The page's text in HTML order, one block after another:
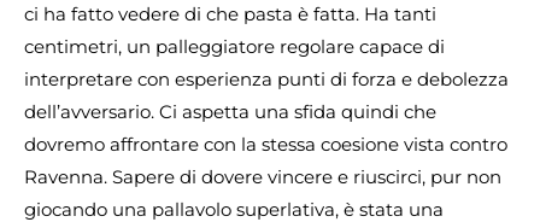
ci ha fatto vedere di che pasta è fatta. Ha tanti
centimetri, un palleggiatore regolare capace di
interpretare con esperienza punti di forza e debolezza
dell’avversario. Ci aspetta una sfida quindi che
dovremo affrontare con la stessa coesione vista contro
Ravenna. Sapere di dovere vincere e riuscirci, pur non
giocando una pallavolo superlativa, è stata una